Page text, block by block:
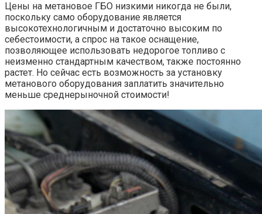
Цены на метановое ГБО низкими никогда не были,
поскольку само оборудование является
высокотехнологичным и достаточно высоким по
себестоимости, а спрос на такое оснащение,
позволяющее использовать недорогое топливо с
неизменно стандартным качеством, также постоянно
растет. Но сейчас есть возможность за установку
метанового оборудования заплатить значительно
меньше среднерыночной стоимости!